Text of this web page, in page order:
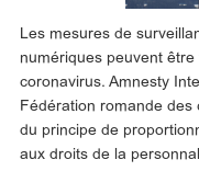
Les mesures de
numériques peuvent
coronavirus. Amnesty
Fédération romande des
du principe de
aux droits de la